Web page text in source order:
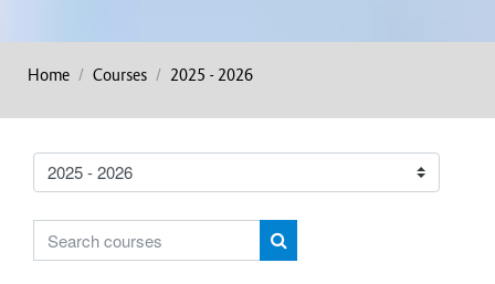
Home Courses 2025 - 2026
Course categories
Search courses
Search Courses